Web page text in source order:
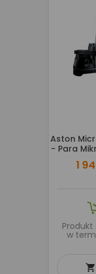
Aston
- Para
1
w
